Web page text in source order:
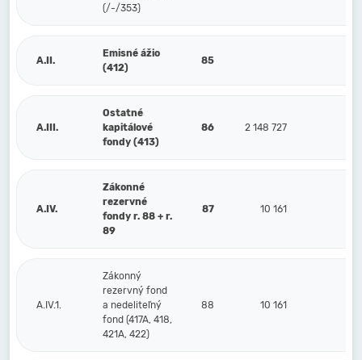
(/-/353)
A.II.
Emisné ážio
(412)
85
A.III.
Ostatné
kapitálové
fondy (413)
86 2 148 727
A.IV.
Zákonné
rezervné
fondy r. 88 + r.
89
87 10 161
A.IV.1.
Zákonný
rezervný fond
a nedeliteľný
fond (417A, 418,
421A, 422)
88 10 161